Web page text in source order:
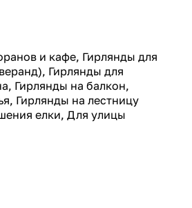
и
и кафе, Гирлянды для
Гирлянды для
Гирлянды на балкон,
Гирлянды на лестницу
елки, Для улицы